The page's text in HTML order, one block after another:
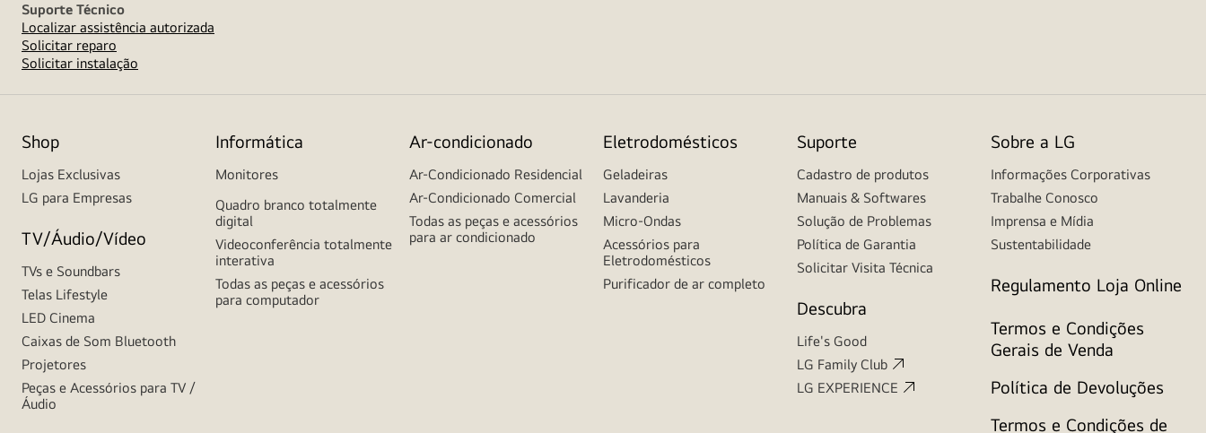
Suporte Técnico
Localizar assistência autorizada
Solicitar reparo
Solicitar instalação
Shop
Lojas Exclusivas
LG para Empresas
TV/Áudio/Vídeo
TVs e Soundbars
Telas Lifestyle
LED Cinema
Caixas de Som Bluetooth
Projetores
Peças e Acessórios para TV /
Áudio
Informática
Monitores
Quadro branco totalmente
digital
Videoconferência totalmente
interativa
Todas as peças e acessórios
para computador
Ar-condicionado
Ar-Condicionado Residencial
Ar-Condicionado Comercial
Todas as peças e acessórios
para ar condicionado
Eletrodomésticos
Geladeiras
Lavanderia
Micro-Ondas
Acessórios para
Eletrodomésticos
Purificador de ar completo
Suporte
Cadastro de produtos
Manuais & Softwares
Solução de Problemas
Política de Garantia
Solicitar Visita Técnica
Descubra
Life's Good
LG Family Club
LG EXPERIENCE
Sobre a LG
Informações Corporativas
Trabalhe Conosco
Imprensa e Mídia
Sustentabilidade
Regulamento Loja Online
Termos e Condições
Gerais de Venda
Política de Devoluções
Termos e Condições de